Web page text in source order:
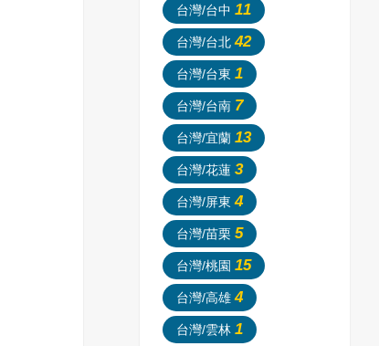
台灣/台中 11
台灣/台北42
台灣/台東 1
台灣/台南 7
台灣/宜蘭 13
台灣/花蓮 3
台灣/屏東4
台灣/苗栗 5
台灣/桃園 15
台灣/高雄4
台灣/雲林 1